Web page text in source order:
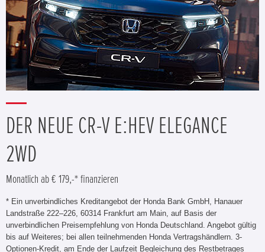
DER NEUE CR-V E:HEV ELEGANCE
2WD
Monatlich ab € 179,-* finanzieren
* Ein unverbindliches Kreditangebot der Honda Bank GmbH, Hanauer
Landstraße 222–226, 60314 Frankfurt am Main, auf Basis der
unverbindlichen Preisempfehlung von Honda Deutschland. Angebot gültig
bis auf Weiteres; bei allen teilnehmenden Honda Vertragshändlern. 3-
Optionen-Kredit, am Ende der Laufzeit Begleichung des Restbetrages